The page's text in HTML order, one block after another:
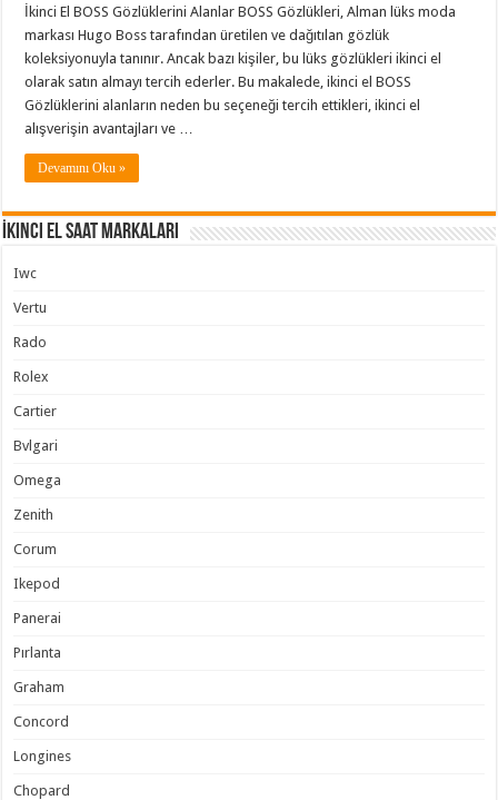
İkinci El BOSS Gözlüklerini Alanlar BOSS Gözlükleri, Alman lüks moda
markası Hugo Boss tarafından üretilen ve dağıtılan gözlük
koleksiyonuyla tanınır. Ancak bazı kişiler, bu lüks gözlükleri ikinci el
olarak satın almayı tercih ederler. Bu makalede, ikinci el BOSS
Gözlüklerini alanların neden bu seçeneği tercih ettikleri, ikinci el
alışverişin avantajları ve …
Devamını Oku »
İkinci El Saat Markaları
Iwc
Vertu
Rado
Rolex
Cartier
Bvlgari
Omega
Zenith
Corum
Ikepod
Panerai
Pırlanta
Graham
Concord
Longines
Chopard